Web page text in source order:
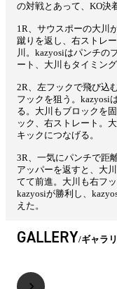
の対戦とあって、KO決
1R、サウスポーの大川
蹴りを返し、右ストレ
川。kazyosiはパンチの
ート、大川もタイミン
2R、左フックで飛び込
フックを狙う。kazyosi
る。大川もブロックを
ック、右ストレート。
キックにつなげる。
3R、一気にパンチで距
アッパーを返すと、大
てて前進。大川も右フ
kazyosiが勝利し、
えた。
GALLERY ギャラ